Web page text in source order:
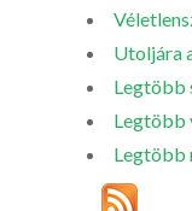
Utoljára
Legtöbb
Legtöbb
Legtöbb